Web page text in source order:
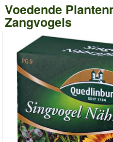
Voedende
Zangvogels